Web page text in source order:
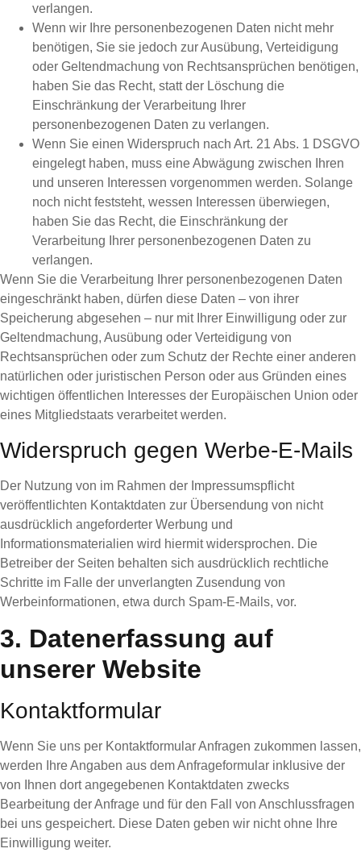
verlangen.
Wenn wir Ihre personenbezogenen Daten nicht mehr
benötigen, Sie sie jedoch zur Ausübung, Verteidigung
oder Geltendmachung von Rechtsansprüchen benötigen,
haben Sie das Recht, statt der Löschung die
Einschränkung der Verarbeitung Ihrer
personenbezogenen Daten zu verlangen.
Wenn Sie einen Widerspruch nach Art. 21 Abs. 1 DSGVO
eingelegt haben, muss eine Abwägung zwischen Ihren
und unseren Interessen vorgenommen werden. Solange
noch nicht feststeht, wessen Interessen überwiegen,
haben Sie das Recht, die Einschränkung der
Verarbeitung Ihrer personenbezogenen Daten zu
verlangen.
Wenn Sie die Verarbeitung Ihrer personenbezogenen Daten
eingeschränkt haben, dürfen diese Daten – von ihrer
Speicherung abgesehen – nur mit Ihrer Einwilligung oder zur
Geltendmachung, Ausübung oder Verteidigung von
Rechtsansprüchen oder zum Schutz der Rechte einer anderen
natürlichen oder juristischen Person oder aus Gründen eines
wichtigen öffentlichen Interesses der Europäischen Union oder
eines Mitgliedstaats verarbeitet werden.
Widerspruch gegen Werbe-E-Mails
Der Nutzung von im Rahmen der Impressumspflicht
veröffentlichten Kontaktdaten zur Übersendung von nicht
ausdrücklich angeforderter Werbung und
Informationsmaterialien wird hiermit widersprochen. Die
Betreiber der Seiten behalten sich ausdrücklich rechtliche
Schritte im Falle der unverlangten Zusendung von
Werbeinformationen, etwa durch Spam-E-Mails, vor.
3. Datenerfassung auf
unserer Website
Kontaktformular
Wenn Sie uns per Kontaktformular Anfragen zukommen lassen,
werden Ihre Angaben aus dem Anfrageformular inklusive der
von Ihnen dort angegebenen Kontaktdaten zwecks
Bearbeitung der Anfrage und für den Fall von Anschlussfragen
bei uns gespeichert. Diese Daten geben wir nicht ohne Ihre
Einwilligung weiter.